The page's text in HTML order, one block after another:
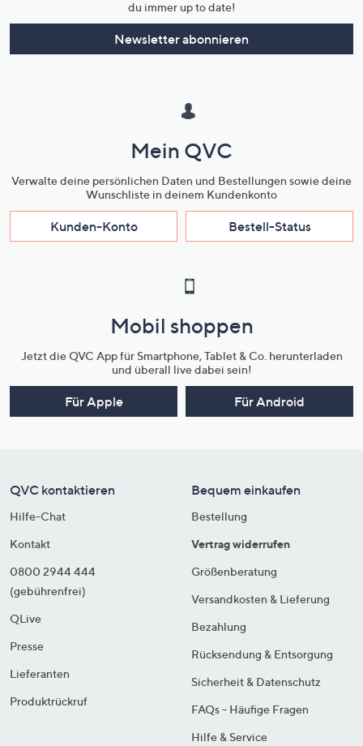
du immer up to date!
Newsletter abonnieren
Mein QVC
Verwalte deine persönlichen Daten und Bestellungen sowie deine
Wunschliste in deinem Kundenkonto
Kunden-Konto Bestell-Status
Mobil shoppen
Jetzt die QVC App für Smartphone, Tablet & Co. herunterladen
und überall live dabei sein!
Für Apple Für Android
QVC kontaktieren
Hilfe-Chat
Kontakt
0800 2944 444
(gebührenfrei)
QLive
Presse
Lieferanten
Produktrückruf
Bequem einkaufen
Bestellung
Vertrag widerrufen
Größenberatung
Versandkosten & Lieferung
Bezahlung
Rücksendung & Entsorgung
Sicherheit & Datenschutz
FAQs - Häufige Fragen
Hilfe & Service